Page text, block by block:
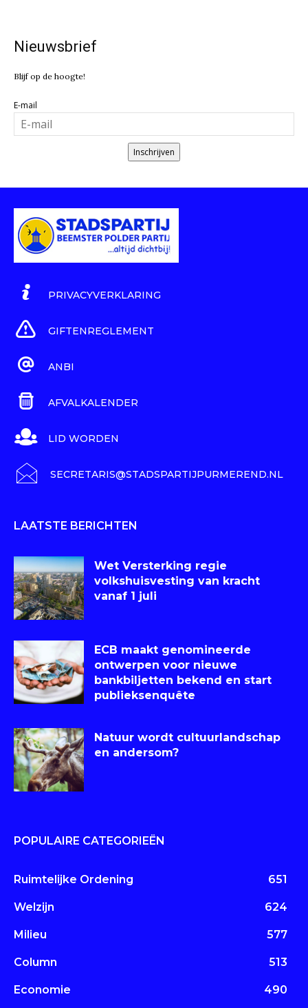
Nieuwsbrief
Blijf op de hoogte!
E-mail
Inschrijven
PRIVACYVERKLARING
GIFTENREGLEMENT
ANBI
AFVALKALENDER
LID WORDEN
SECRETARIS@STADSPARTIJPURMEREND.NL
LAATSTE BERICHTEN
Wet Versterking regie
volkshuisvesting van kracht
vanaf 1 juli
ECB maakt genomineerde
ontwerpen voor nieuwe
bankbiljetten bekend en start
publieksenquête
Natuur wordt cultuurlandschap
en andersom?
POPULAIRE CATEGORIEËN
Ruimtelijke Ordening 651
Welzijn 624
Milieu 577
Column 513
Economie 490